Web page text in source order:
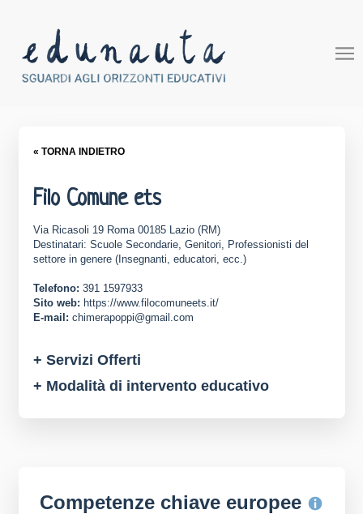
« TORNA INDIETRO
Filo Comune ets
Via Ricasoli 19 Roma 00185 Lazio (RM)
Destinatari: Scuole Secondarie, Genitori, Professionisti del
settore in genere (Insegnanti, educatori, ecc.)
Telefono: 391 1597933
Sito web: https://www.filocomuneets.it/
E-mail: chimerapoppi@gmail.com
+ Servizi Offerti
+ Modalità di intervento educativo
Competenze chiave europee